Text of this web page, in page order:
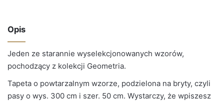
Opis
Jeden ze starannie wyselekcjonowanych wzorów,
pochodzący z kolekcji Geometria.
Tapeta o powtarzalnym wzorze, podzielona na bryty, czyli
pasy o wys. 300 cm i szer. 50 cm. Wystarczy, że wpiszesz